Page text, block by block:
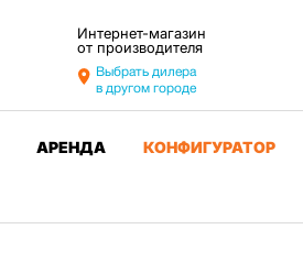
Интернет-магазин
от производителя
Выбрать дилера
в другом городе
АРЕНДА КОНФИГУРАТОР